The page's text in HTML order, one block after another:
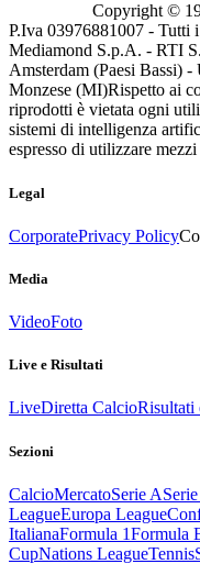
Copyright ©
P.Iva 03976881007 - Tutti
Mediamond S.p.A. - RTI
Amsterdam (Paesi Bassi)
Monzese (MI)Rispetto ai
riprodotti è vietata ogni
sistemi di intelligenza
espresso di utilizzare
Legal
CorporatePrivacy Policy
Media
VideoFoto
Live e Risultati
LiveDiretta CalcioRisultati
Sezioni
CalcioMercatoSerie A
LeagueEuropa League
ItalianaFormula 1Formula
CupNations LeagueTennis